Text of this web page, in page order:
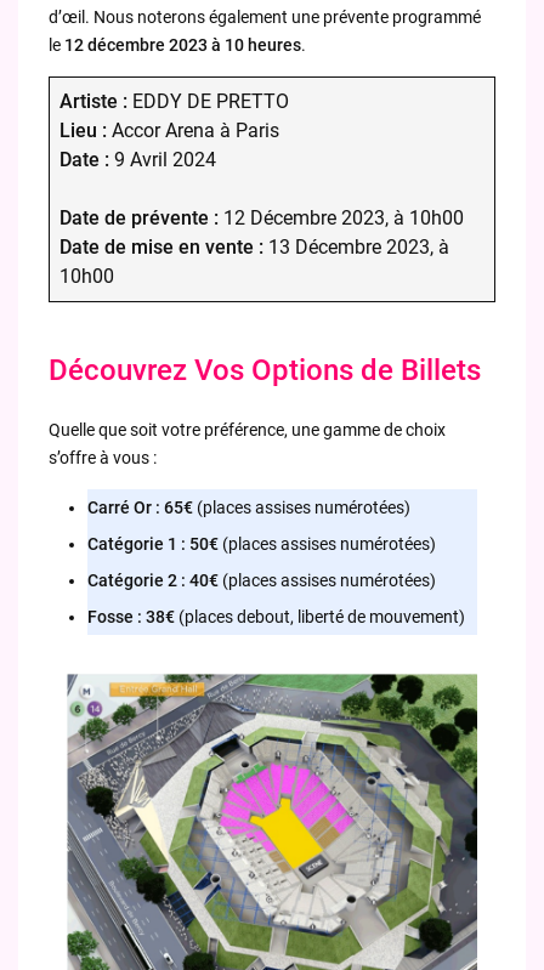
d’œil. Nous noterons également une prévente programmé
le 12 décembre 2023 à 10 heures.
Artiste : EDDY DE PRETTO
Lieu : Accor Arena à Paris
Date : 9 Avril 2024
Date de prévente : 12 Décembre 2023, à 10h00
Date de mise en vente : 13 Décembre 2023, à
10h00
Découvrez Vos Options de Billets
Quelle que soit votre préférence, une gamme de choix
s’offre à vous :
Carré Or : 65€(places assises numérotées)
Catégorie 1 : 50€(places assises numérotées)
Catégorie 2 : 40€(places assises numérotées)
Fosse : 38€(places debout, liberté de mouvement)